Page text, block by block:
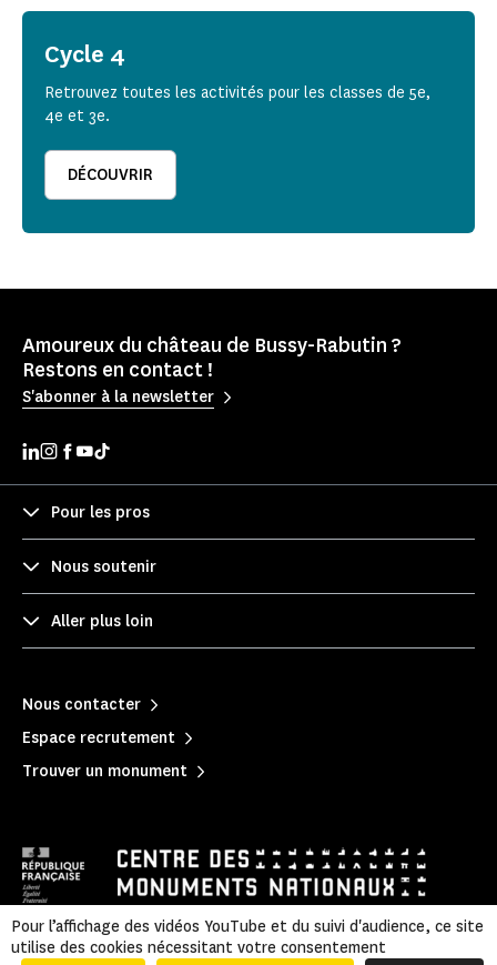
Cycle 4
Retrouvez toutes les activités pour les classes de 5e,
4e et 3e.
DÉCOUVRIR
Amoureux du château de Bussy-Rabutin ?
Restons en contact !
S'abonner à la newsletter
Pour les pros
Nous soutenir
Aller plus loin
Nous contacter
Espace recrutement
Trouver un monument
Politique de confidentialité | Mentions légales
|
Pour l’affichage des vidéos YouTube et du suivi d'audience, ce site
utilise des cookies nécessitant votre consentement